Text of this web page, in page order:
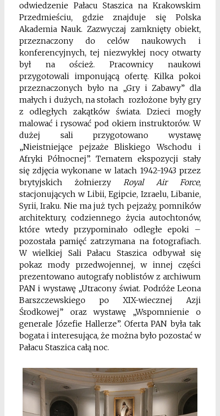
odwiedzenie Pałacu Staszica na Krakowskim
Przedmieściu, gdzie znajduje się Polska
Akademia Nauk. Zazwyczaj zamknięty obiekt,
przeznaczony do celów naukowych i
konferencyjnych, tej niezwykłej nocy otwarty
był na oścież. Pracownicy naukowi
przygotowali imponującą ofertę. Kilka pokoi
przeznaczonych było na „Gry i Zabawy” dla
małych i dużych, na stołach rozłożone były gry
z odległych zakątków świata. Dzieci mogły
malować i rysować pod okiem instruktorów. W
dużej sali przygotowano wystawę
„Nieistniejące pejzaże Bliskiego Wschodu i
Afryki Północnej”. Tematem ekspozycji stały
się zdjęcia wykonane w latach 1942-1943 przez
brytyjskich żołnierzy Royal Air Force,
stacjonujących w Libii, Egipcie, Izraelu, Libanie,
Syrii, Iraku. Nie ma już tych pejzaży, pomników
architektury, codziennego życia autochtonów,
które wtedy przypominało odległe epoki –
pozostała pamięć zatrzymana na fotografiach.
W wielkiej Sali Pałacu Staszica odbywał się
pokaz mody przedwojennej, w innej części
prezentowano autografy noblistów z archiwum
PAN i wystawę „Utracony świat. Podróże Leona
Barszczewskiego po XIX-wiecznej Azji
Środkowej” oraz wystawę „Wspomnienie o
generale Józefie Hallerze”. Oferta PAN była tak
bogata i interesująca, że można było pozostać w
Pałacu Staszica całą noc.